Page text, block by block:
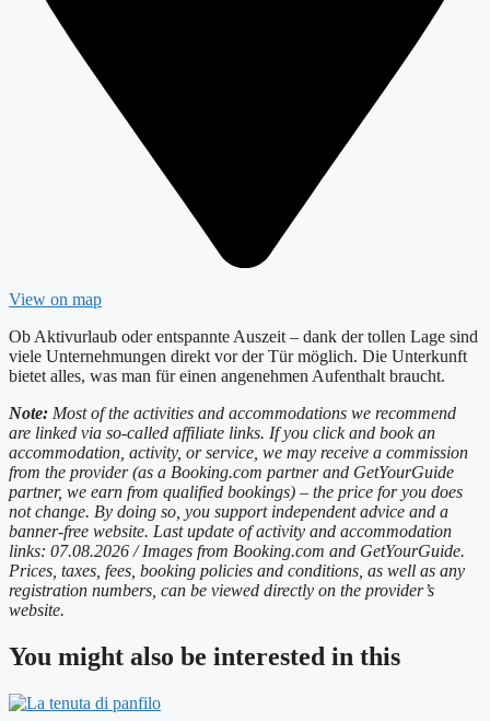
View on map
Ob Aktivurlaub oder entspannte Auszeit – dank der tollen Lage sind
viele Unternehmungen direkt vor der Tür möglich. Die Unterkunft
bietet alles, was man für einen angenehmen Aufenthalt braucht.
Note: Most of the activities and accommodations we recommend
are linked via so-called affiliate links. If you click and book an
accommodation, activity, or service, we may receive a commission
from the provider (as a Booking.com partner and GetYourGuide
partner, we earn from qualified bookings) – the price for you does
not change. By doing so, you support independent advice and a
banner-free website. Last update of activity and accommodation
links: 07.08.2026 / Images from Booking.com and GetYourGuide.
Prices, taxes, fees, booking policies and conditions, as well as any
registration numbers, can be viewed directly on the provider’s
website.
You might also be interested in this